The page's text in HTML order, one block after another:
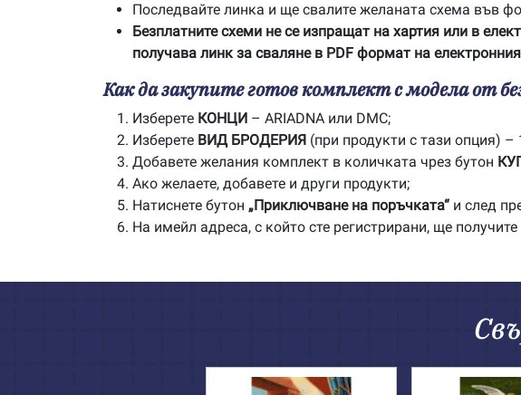
Последвайте линка и ще свалите желаната схема във
Безплатните схеми не се изпращат на хартия или в
получава линк за сваляне в PDF формат на
Как да закупите готов комплект с модела от
Изберете КОНЦИ – ARIADNA или DMC;
Изберете ВИД БРОДЕРИЯ (при продукти с тази опция) –
Добавете желания комплект в количката чрез бутон
Ако желаете, добавете и други продукти;
Натиснете бутон „Приключване на поръчката“ и след
На имейл адреса, с който сте регистрирани, ще